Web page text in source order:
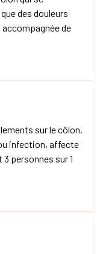
des douleurs
de
sur le côlon.
infection, affecte
personnes sur 1